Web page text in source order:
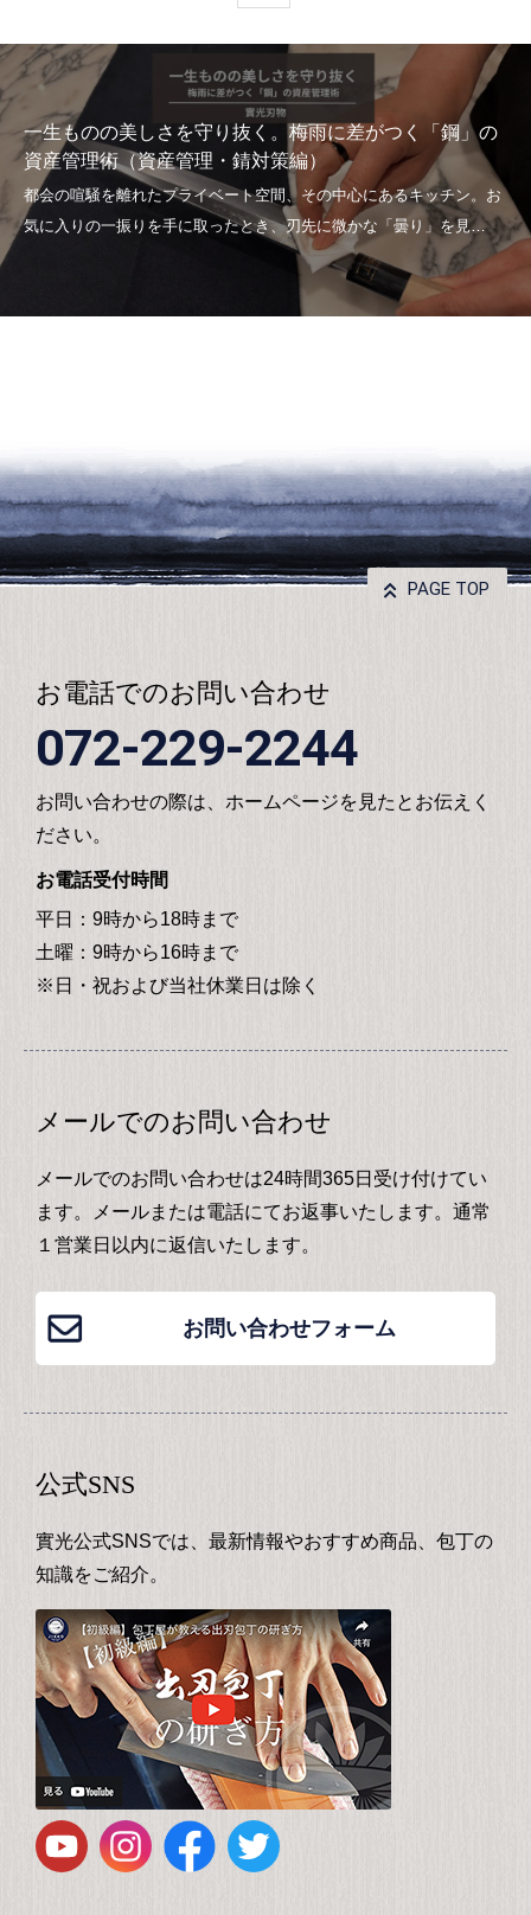
一生ものの美しさを守り抜く。梅雨に差がつく「鋼」の
資産管理術（資産管理・錆対策編）
PAGE TOP
お電話でのお問い合わせ
072-229-2244
お問い合わせの際は、ホームページを見たとお伝えく
ださい。
お電話受付時間
平日：9時から18時まで
土曜：9時から16時まで
※日・祝および当社休業日は除く
メールでのお問い合わせ
メールでのお問い合わせは24時間365日受け付けてい
ます。メールまたは電話にてお返事いたします。通常
１営業日以内に返信いたします。
お問い合わせフォーム
公式SNS
實光公式SNSでは、最新情報やおすすめ商品、包丁の
知識をご紹介。